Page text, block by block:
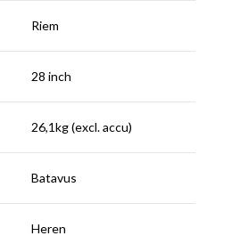
Riem
28 inch
26,1kg (excl. accu)
Batavus
Heren